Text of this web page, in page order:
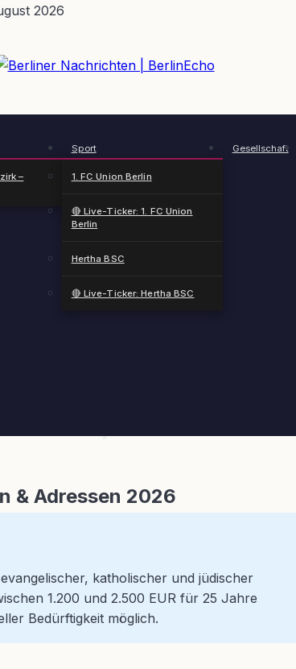
2026
–
Sport
1. FC Union Berlin
🔴 Live-Ticker: 1. FC Union
Berlin
Hertha BSC
🔴 Live-Ticker: Hertha BSC
Gesellschaft
& Adressen 2026
katholischer und jüdischer
1.200 und 2.500 EUR für 25 Jahre
Bedürftigkeit möglich.